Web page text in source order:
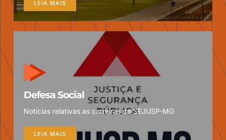
LEIA MAIS
Defesa Social
Notícias relativas as carreiras da SEJUSP-MG
LEIA MAIS